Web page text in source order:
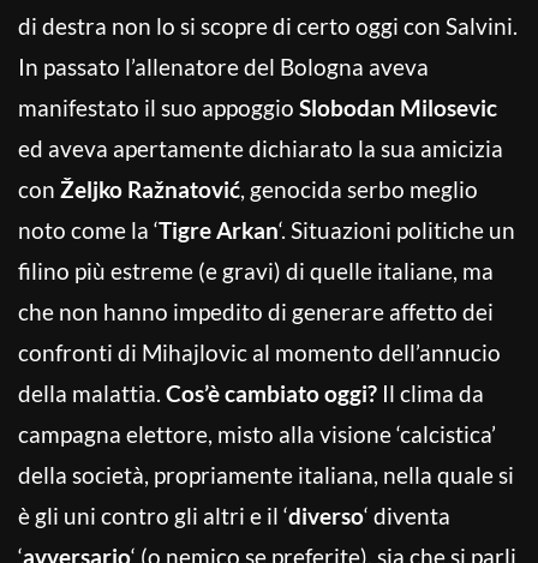
di destra non lo si scopre di certo oggi con Salvini.
In passato l’allenatore del Bologna aveva
manifestato il suo appoggio Slobodan Milosevic
ed aveva apertamente dichiarato la sua amicizia
con Željko Ražnatović, genocida serbo meglio
noto come la ‘Tigre Arkan‘. Situazioni politiche un
filino più estreme (e gravi) di quelle italiane, ma
che non hanno impedito di generare affetto dei
confronti di Mihajlovic al momento dell’annucio
della malattia. Cos’è cambiato oggi? Il clima da
campagna elettore, misto alla visione ‘calcistica’
della società, propriamente italiana, nella quale si
è gli uni contro gli altri e il ‘diverso‘ diventa
‘avversario‘ (o nemico se preferite), sia che si parli